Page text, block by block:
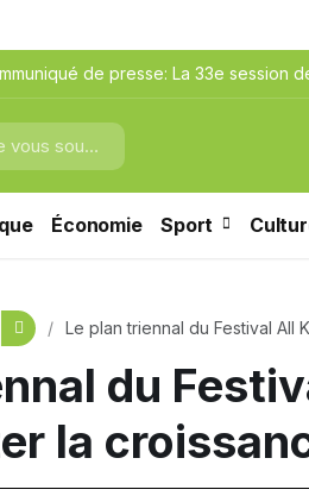
de presse: La 33e session
de l’ICCROM s’ouvre aujourd’hui
Économie Sport
Le plan triennal du Festival All
du
la